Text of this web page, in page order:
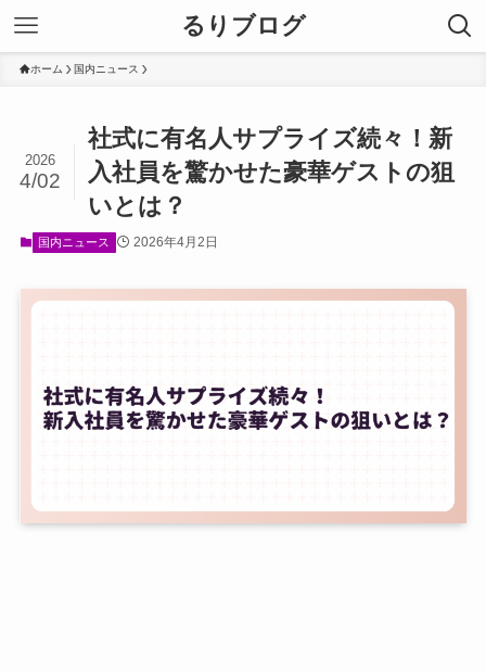
るりブログ
ホーム 国内ニュース
社式に有名人サプライズ続々！新
入社員を驚かせた豪華ゲストの狙
いとは？
2026
4/02
国内ニュース 2026年4月2日